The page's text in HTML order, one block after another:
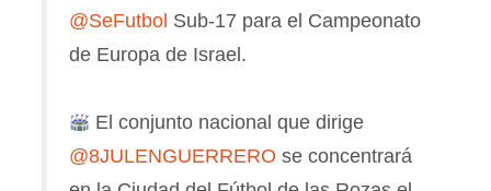
@SeFutbol Sub-17 para el Campeonato
de Europa de Israel.
El conjunto nacional que dirige
@8JULENGUERRERO se concentrará